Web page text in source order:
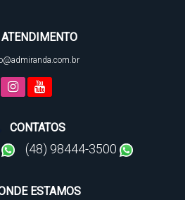
ATENDIMENTO
CONTATOS
(48) 98444-3500
ESTAMOS